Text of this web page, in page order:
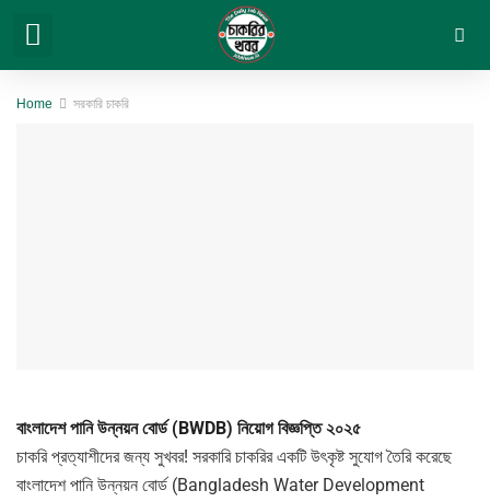
Home সরকারি চাকরি
বাংলাদেশ পানি উন্নয়ন বোর্ড (BWDB) নিয়োগ বিজ্ঞপ্তি ২০২৫
চাকরি প্রত্যাশীদের জন্য সুখবর! সরকারি চাকরির একটি উৎকৃষ্ট সুযোগ তৈরি করেছে
বাংলাদেশ পানি উন্নয়ন বোর্ড (Bangladesh Water Development